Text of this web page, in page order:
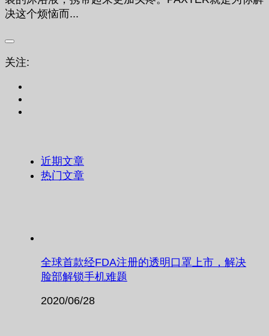
决这个烦恼而...
关注:
近期文章
热门文章
全球首款经FDA注册的透明口罩上市，解决
脸部解锁手机难题
2020/06/28